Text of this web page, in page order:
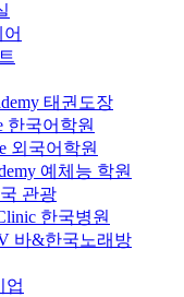
태권도장
한국어학원
외국어학원
예체능 학원
관광
한국병원
바&한국노래방
업